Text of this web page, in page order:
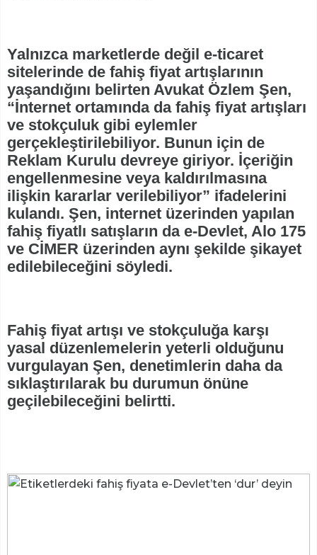
Yalnızca marketlerde değil e-ticaret
sitelerinde de fahiş fiyat artışlarının
yaşandığını belirten Avukat Özlem Şen,
“İnternet ortamında da fahiş fiyat artışları
ve stokçuluk gibi eylemler
gerçekleştirilebiliyor. Bunun için de
Reklam Kurulu devreye giriyor. İçeriğin
engellenmesine veya kaldırılmasına
ilişkin kararlar verilebiliyor” ifadelerini
kulandı. Şen, internet üzerinden yapılan
fahiş fiyatlı satışların da e-Devlet, Alo 175
ve CİMER üzerinden aynı şekilde şikayet
edilebileceğini söyledi.
Fahiş fiyat artışı ve stokçuluğa karşı
yasal düzenlemelerin yeterli olduğunu
vurgulayan Şen, denetimlerin daha da
sıklaştırılarak bu durumun önüne
geçilebileceğini belirtti.